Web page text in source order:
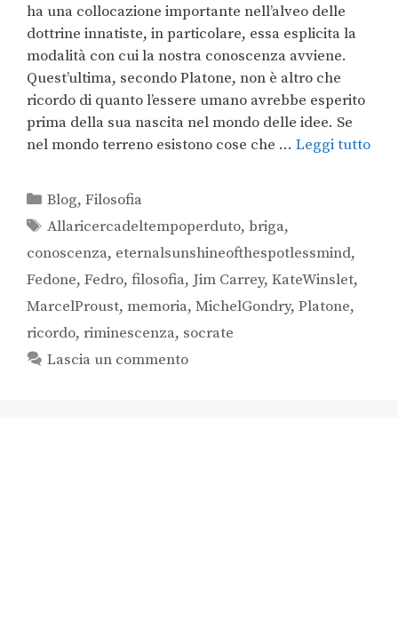
ha una collocazione importante nell’alveo delle
dottrine innatiste, in particolare, essa esplicita la
modalità con cui la nostra conoscenza avviene.
Quest’ultima, secondo Platone, non è altro che
ricordo di quanto l’essere umano avrebbe esperito
prima della sua nascita nel mondo delle idee. Se
nel mondo terreno esistono cose che … Leggi tutto
Blog,Filosofia
Allaricercadeltempoperduto,briga,
conoscenza, eternalsunshineofthespotlessmind,
Fedone, Fedro, filosofia, Jim Carrey, KateWinslet,
MarcelProust, memoria, MichelGondry, Platone,
ricordo, riminescenza, socrate
Lascia un commento